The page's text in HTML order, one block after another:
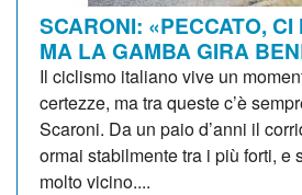
SCARONI: «PECCATO, CI
MA LA GAMBA GIRA
Il ciclismo italiano vive un
certezze, ma tra queste c’è
Scaroni. Da un paio d’anni il
ormai stabilmente tra i più forti, e
molto vicino....